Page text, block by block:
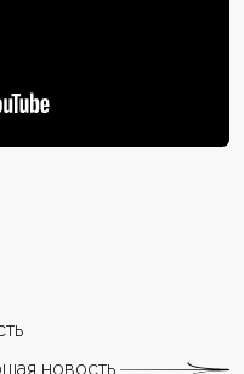
новость